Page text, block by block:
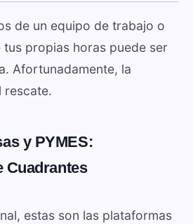
de un equipo de trabajo o
propias horas puede ser
Afortunadamente, la
rescate.
y PYMES:
Cuadrantes
estas son las plataformas